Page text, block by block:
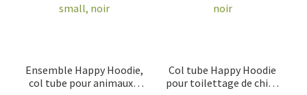
Ensemble Happy Hoodie,
col tube pour animaux 1
Col tube Happy Hoodie
pour toilettage de chien